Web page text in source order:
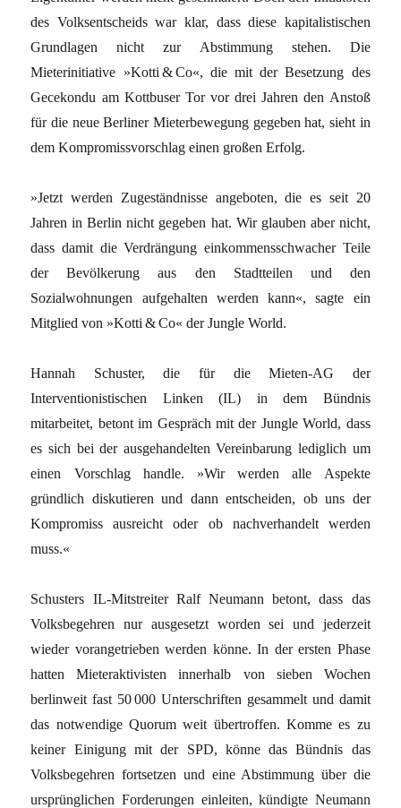
des Volksentscheids war klar, dass diese kapitalistischen
Grundlagen nicht zur Abstimmung stehen. Die
Mieterinitiative »Kotti & Co«, die mit der Besetzung des
Gecekondu am Kottbuser Tor vor drei Jahren den Anstoß
für die neue Berliner Mieterbewegung gegeben hat, sieht in
dem Kompromissvorschlag einen großen Erfolg.
»Jetzt werden Zugeständnisse angeboten, die es seit 20
Jahren in Berlin nicht gegeben hat. Wir glauben aber nicht,
dass damit die Verdrängung einkommensschwacher Teile
der Bevölkerung aus den Stadtteilen und den
Sozialwohnungen aufgehalten werden kann«, sagte ein
Mitglied von »Kotti & Co« der Jungle World.
Hannah Schuster, die für die Mieten-AG der
Interventionistischen Linken (IL) in dem Bündnis
mitarbeitet, betont im Gespräch mit der Jungle World, dass
es sich bei der ausgehandelten Vereinbarung lediglich um
einen Vorschlag handle. »Wir werden alle Aspekte
gründlich diskutieren und dann entscheiden, ob uns der
Kompromiss ausreicht oder ob nachverhandelt werden
muss.«
Schusters IL-Mitstreiter Ralf Neumann betont, dass das
Volksbegehren nur ausgesetzt worden sei und jederzeit
wieder vorangetrieben werden könne. In der ersten Phase
hatten Mieteraktivisten innerhalb von sieben Wochen
berlinweit fast 50 000 Unterschriften gesammelt und damit
das notwendige Quorum weit übertroffen. Komme es zu
keiner Einigung mit der SPD, könne das Bündnis das
Volksbegehren fortsetzen und eine Abstimmung über die
ursprünglichen Forderungen einleiten, kündigte Neumann